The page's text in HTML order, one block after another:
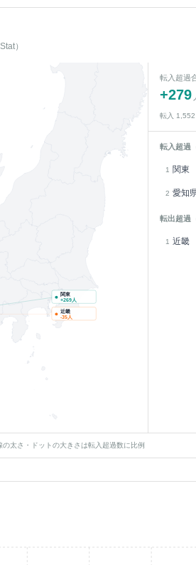
）
関東
+269人
近畿
-35人
転入超過
+279
転入 1,552
転入超過
1 関東
2 愛知
転出超過
1 近畿
太さ・ドットの大きさは転入超過数に比例